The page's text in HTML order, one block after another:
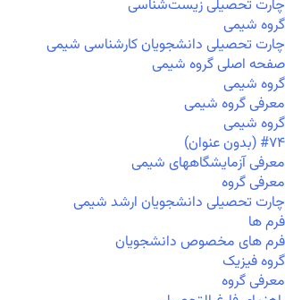
چارت تحصیلی زیست‌شناسی
گروه شیمی
چارت تحصیلی دانشجویان کارشناسی شیمی
صفحه اصلی گروه شیمی
گروه شیمی
معرفی گروه شیمی
گروه شیمی
#۷۴ (بدون عنوان)
معرفی آزمایشگاههای شیمی
معرفی گروه
چارت تحصیلی دانشجویان ارشد شیمی
فرم ها
فرم های مخصوص دانشجویان
گروه فیزیک
معرفی گروه